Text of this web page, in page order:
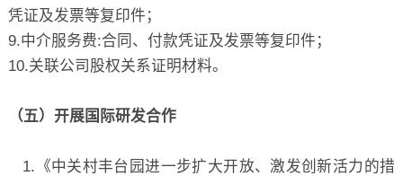
凭证及发票等复印件；
9.中介服务费:合同、付款凭证及发票等复印件；
10.关联公司股权关系证明材料。
（五）开展国际研发合作
1.《中关村丰台园进一步扩大开放、激发创新活力的措